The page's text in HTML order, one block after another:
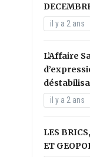
il y a 2 ans
L’Affaire
il y a 2 ans
LES
ET